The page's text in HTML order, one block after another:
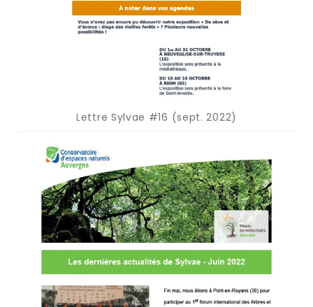
Lettre Sylvae #16 (sept. 2022)